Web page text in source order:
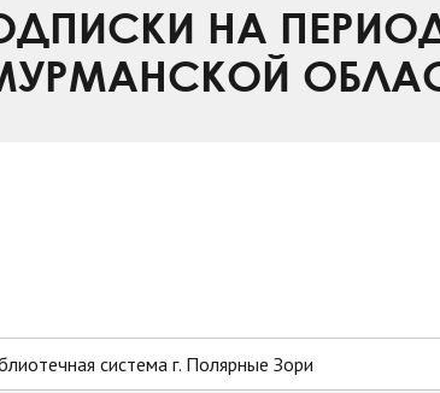
НА
система г. Полярные Зори